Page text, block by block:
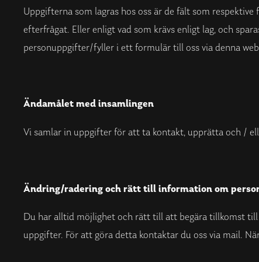
Uppgifterna som lagras hos oss är de fält som
efterfrågat. Eller enligt vad som krävs enligt lag, och
personuppgifter/fyller i ett formulär till oss via denna
Ändamålet med insamlingen
Vi samlar in uppgifter för att ta kontakt, upprätta och /
Ändring/radering och rätt till information om
Du har alltid möjlighet och rätt till att begära tillkomst
uppgifter. För att göra detta kontaktar du oss via mail.